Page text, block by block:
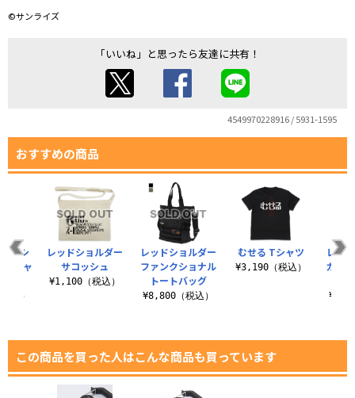
©サンライズ
「いいね」と思ったら友達に共有！
4549970228916 / 5931-1595
おすすめの商品
レッドショルダー
ファンクショナル
トートバッグ
¥8,800（税込）
むせる Tシャツ
¥3,190（税込）
レッ
カス
ドシ
ジャ
込）
レッドショルダー
サコッシュ
¥1,100（税込）
この商品を買った人はこんな商品も買っています